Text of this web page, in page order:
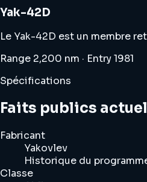
Yak-42D
Le Yak-42D est un membre
Range 2,200 nm · Entry 1981
Spécifications
Faits publics
Fabricant
Yakovlev
Historique du
Classe